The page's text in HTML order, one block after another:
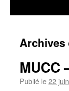
Archives
MUCC
Publié le22